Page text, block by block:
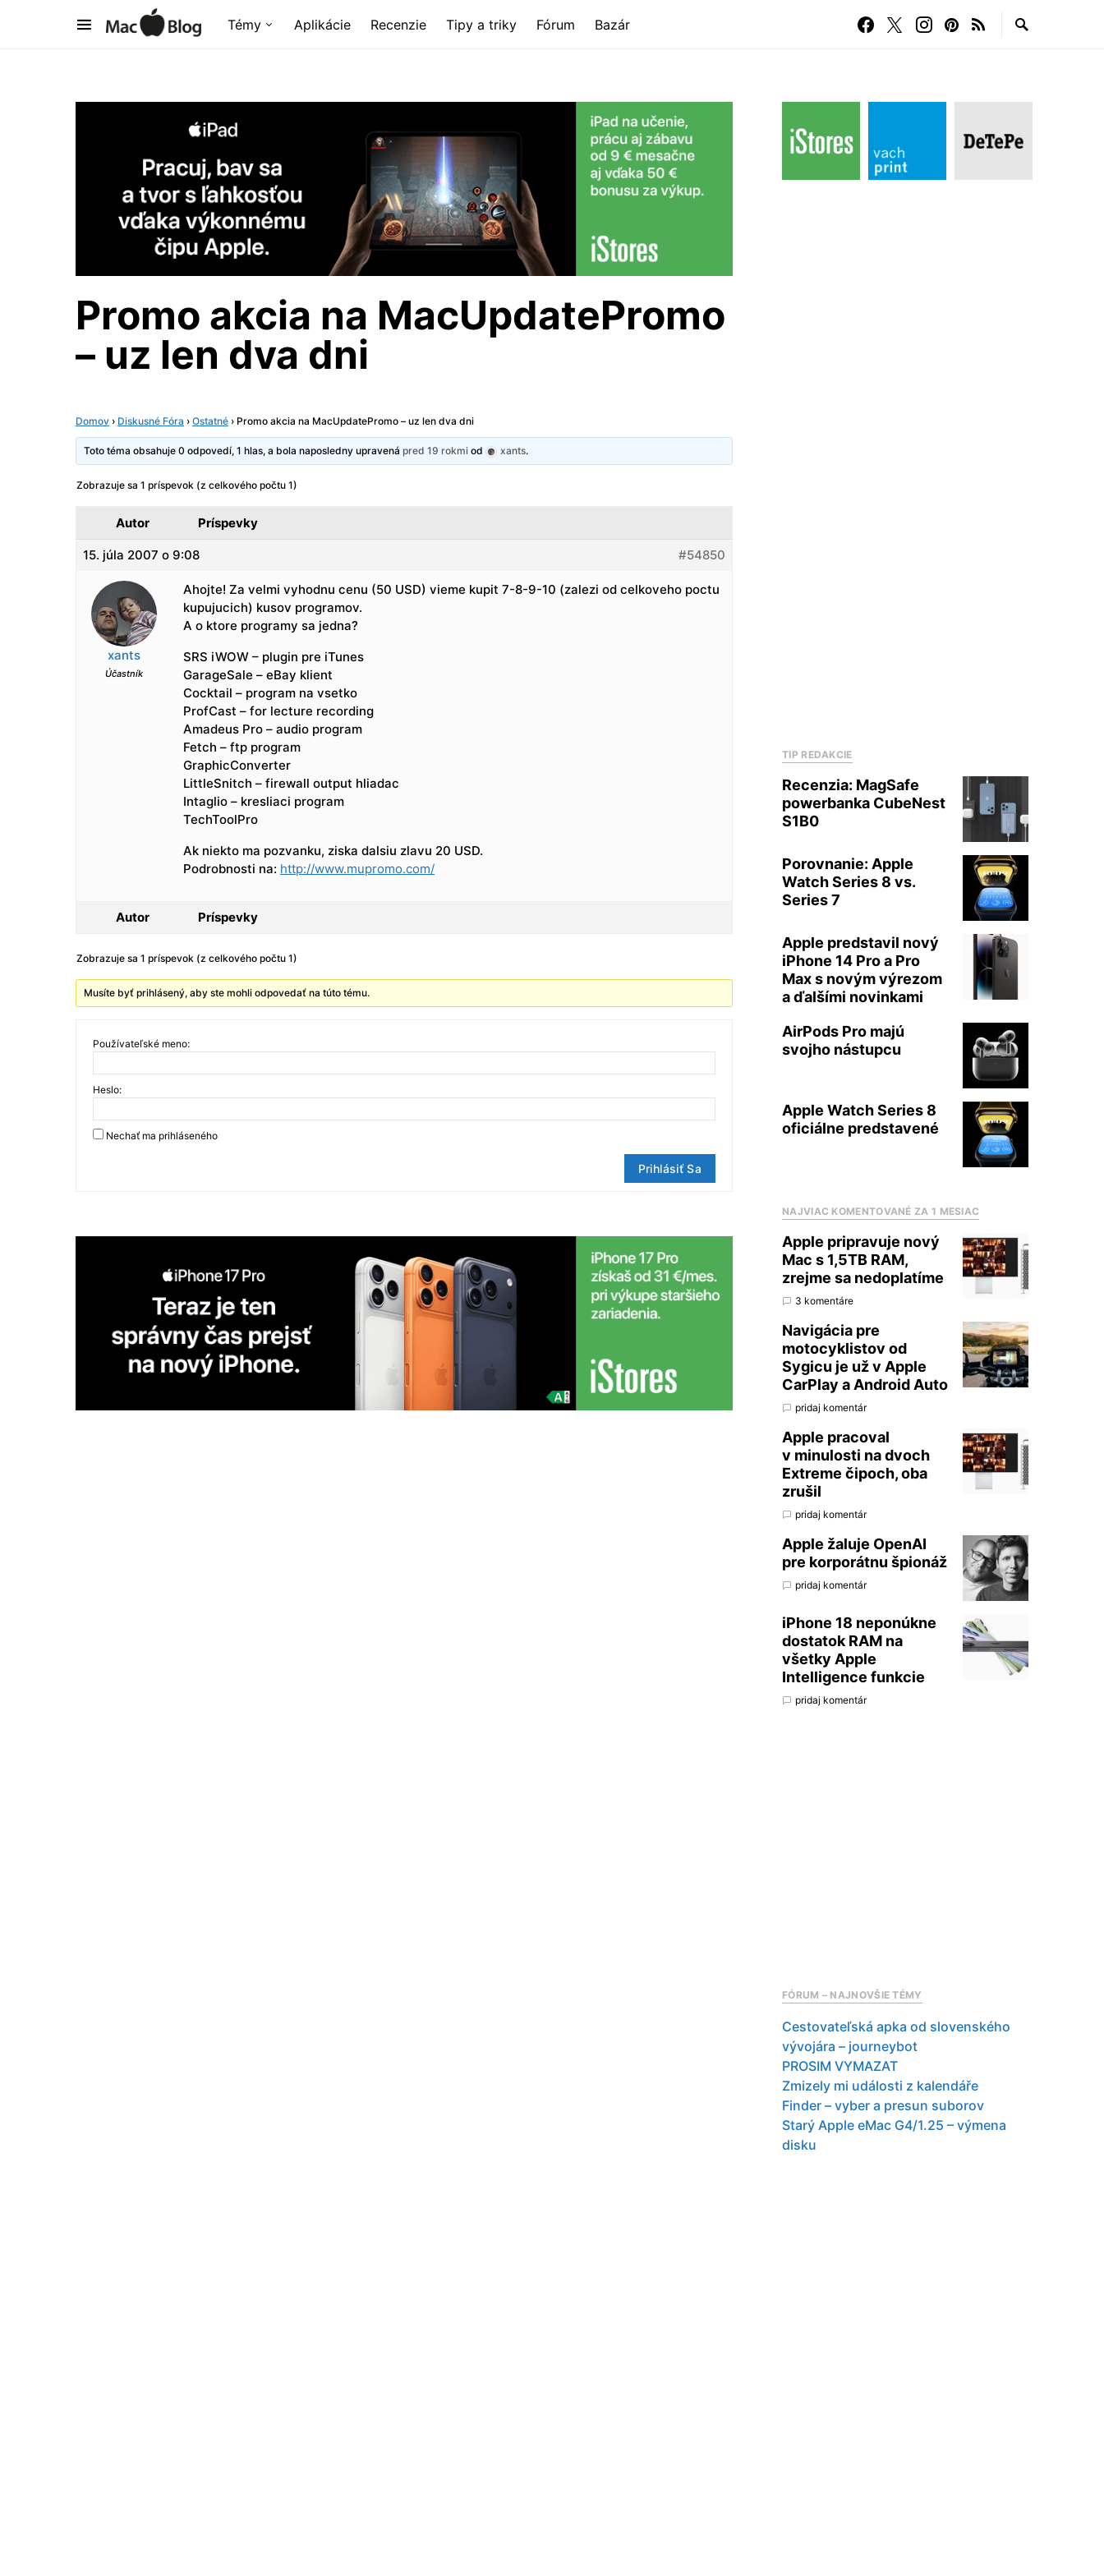
Témy Aplikácie Recenzie Tipy a triky Fórum Bazár
Promo akcia na MacUpdatePromo
– uz len dva dni
Domov › Diskusné Fóra › Ostatné › Promo akcia na MacUpdatePromo – uz len dva dni
Toto téma obsahuje 0 odpovedí, 1 hlas, a bola naposledny upravenápred 19 rokmi od xants.
Zobrazuje sa 1 príspevok (z celkového počtu 1)
Autor Príspevky
15. júla 2007 o 9:08 #54850
xants
Účastník
Ahojte! Za velmi vyhodnu cenu (50 USD) vieme kupit 7-8-9-10 (zalezi od celkoveho poctu
kupujucich) kusov programov.
A o ktore programy sa jedna?
SRS iWOW – plugin pre iTunes
GarageSale – eBay klient
Cocktail – program na vsetko
ProfCast – for lecture recording
Amadeus Pro – audio program
Fetch – ftp program
GraphicConverter
LittleSnitch – firewall output hliadac
Intaglio – kresliaci program
TechToolPro
Ak niekto ma pozvanku, ziska dalsiu zlavu 20 USD.
Podrobnosti na: http://www.mupromo.com/
Autor Príspevky
Zobrazuje sa 1 príspevok (z celkového počtu 1)
Musíte byť prihlásený, aby ste mohli odpovedať na túto tému.
Používateľské meno:
Heslo:
Nechať ma prihláseného
Prihlásiť Sa
TIP REDAKCIE
Recenzia: MagSafe
powerbanka CubeNest
S1B0
Porovnanie: Apple
Watch Series 8 vs.
Series 7
Apple predstavil nový
iPhone 14 Pro a Pro
Max s novým výrezom
a ďalšími novinkami
AirPods Pro majú
svojho nástupcu
Apple Watch Series 8
oficiálne predstavené
NAJVIAC KOMENTOVANÉ ZA 1 MESIAC
Apple pripravuje nový
Mac s 1,5TB RAM,
zrejme sa nedoplatíme
3 komentáre
Navigácia pre
motocyklistov od
Sygicu je už v Apple
CarPlay a Android Auto
pridaj komentár
Apple pracoval
v minulosti na dvoch
Extreme čipoch, oba
zrušil
pridaj komentár
Apple žaluje OpenAI
pre korporátnu špionáž
pridaj komentár
iPhone 18 neponúkne
dostatok RAM na
všetky Apple
Intelligence funkcie
pridaj komentár
FÓRUM – NAJNOVŠIE TÉMY
Cestovateľská apka od slovenského
vývojára – journeybot
PROSIM VYMAZAT
Zmizely mi události z kalendáře
Finder – vyber a presun suborov
Starý Apple eMac G4/1.25 – výmena
disku